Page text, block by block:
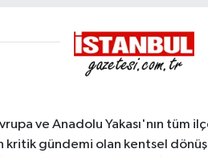
ve Anadolu Yakası'nın
gündemi olan kentsel